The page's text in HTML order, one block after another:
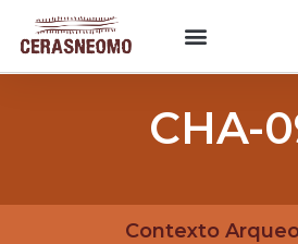
CHA-
Contexto